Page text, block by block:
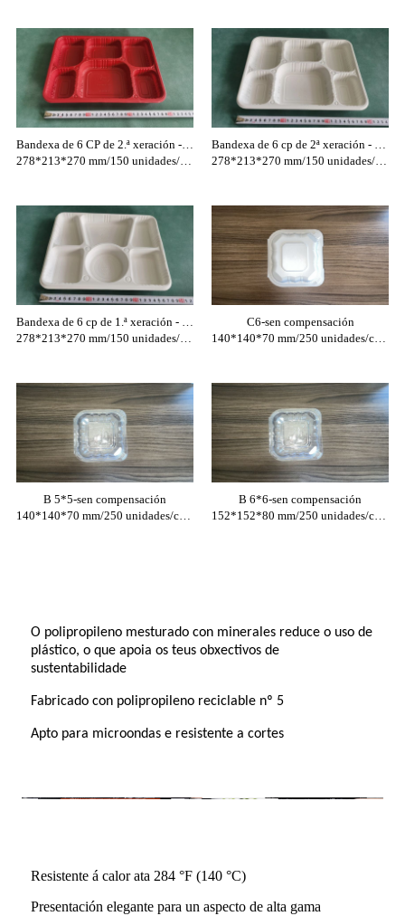
278*213*270 mm/150 unidades/caixa
Bandexa de 6 cp de 1.ª xeración - Marfil
278*213*270 mm/150 unidades/caixa
B 5*5-sen compensación
140*140*70 mm/250 unidades/caixa
278*213*270 mm/150 unidades/caixa
C6-sen compensación
140*140*70 mm/250 unidades/caixa
B 6*6-sen compensación
152*152*80 mm/250 unidades/caixa
O polipropileno mesturado con minerales reduce o uso de
plástico, o que apoia os teus obxectivos de
sustentabilidade
Fabricado con polipropileno reciclable nº 5
Apto para microondas e resistente a cortes
Resistente á calor ata 284 °F (140 °C)
Presentación elegante para un aspecto de alta gama